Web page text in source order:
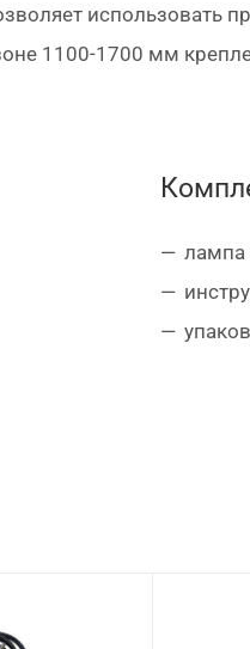
использовать
1100-1700 мм
мм.
лампа